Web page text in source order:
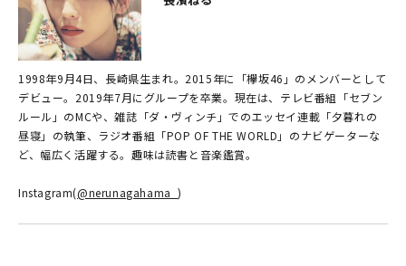
1998年9月4日、長崎県生まれ。2015年に「欅坂46」のメンバーとして
デビュー。2019年7月にグループを卒業。現在は、テレビ番組「セブン
ルール」のMCや、雑誌「ダ・ヴィンチ」でのエッセイ連載「夕暮れの
昼寝」の執筆、ラジオ番組「POP OF THE WORLD」のナビゲーターな
ど、幅広く活躍する。趣味は読書と音楽鑑賞。
Instagram(@nerunagahama_)